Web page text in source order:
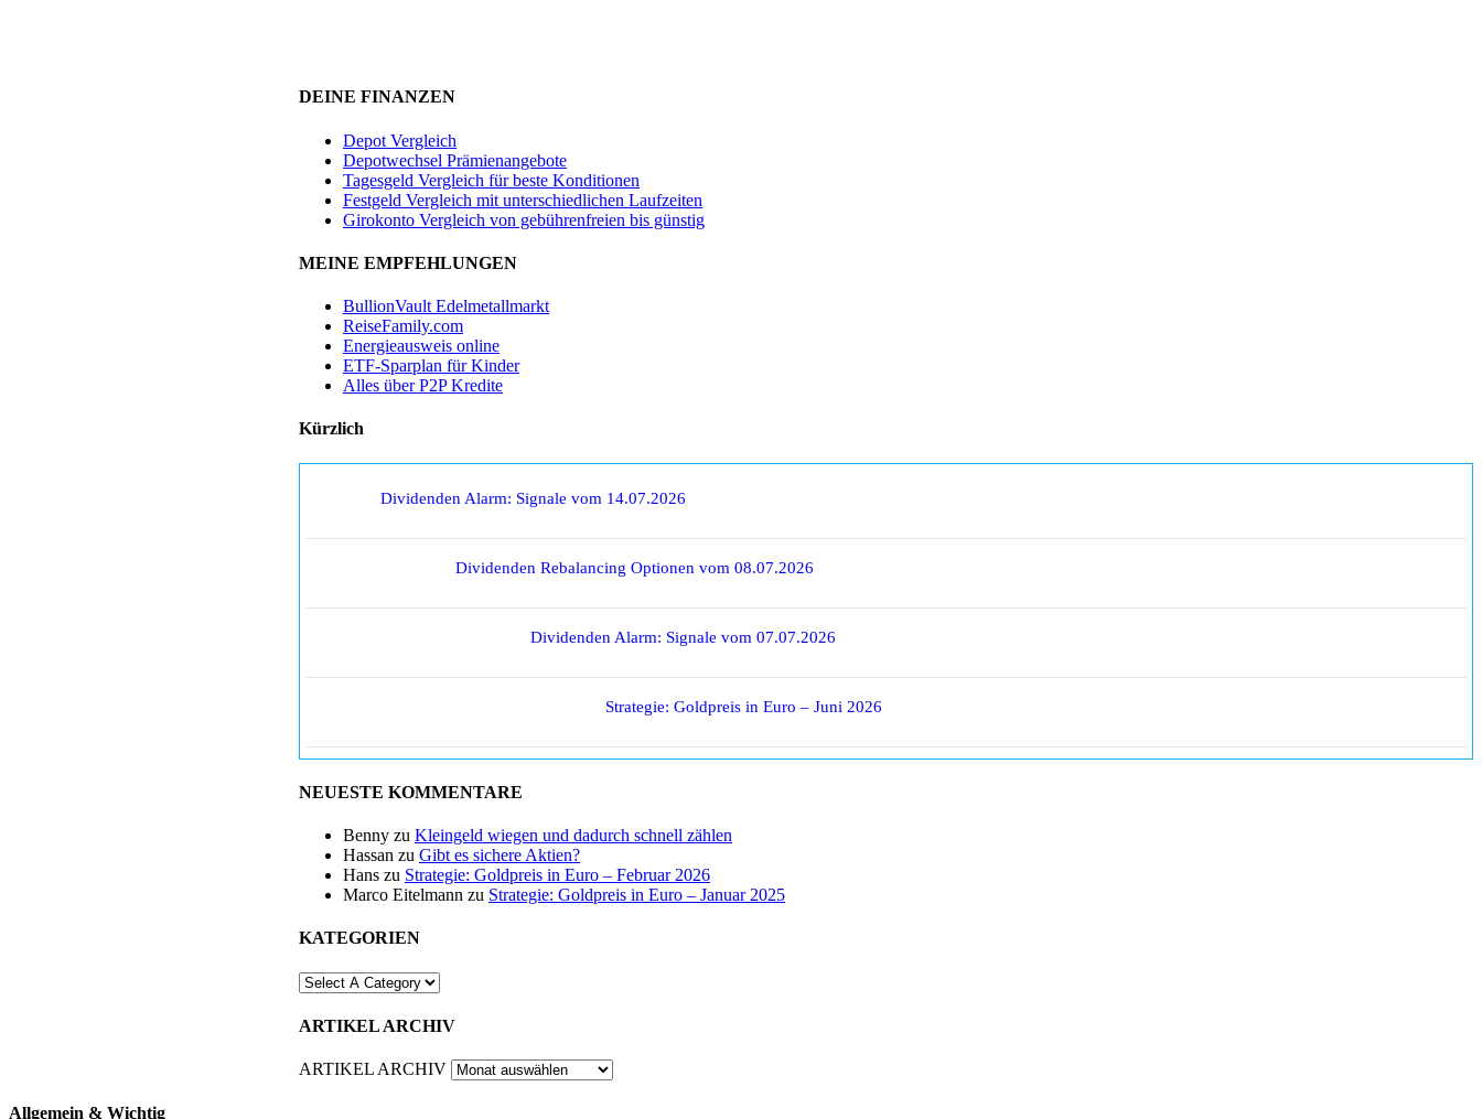
DEINE FINANZEN
Depot Vergleich
Depotwechsel Prämienangebote
Tagesgeld Vergleich für beste Konditionen
Festgeld Vergleich mit unterschiedlichen Laufzeiten
Girokonto Vergleich von gebührenfreien bis günstig
MEINE EMPFEHLUNGEN
BullionVault Edelmetallmarkt
ReiseFamily.com
Energieausweis online
ETF-Sparplan für Kinder
Alles über P2P Kredite
Kürzlich
Dividenden Alarm: Signale vom 14.07.2026
Dividenden Rebalancing Optionen vom 08.07.2026
Dividenden Alarm: Signale vom 07.07.2026
Strategie: Goldpreis in Euro – Juni 2026
NEUESTE KOMMENTARE
Benny zu Kleingeld wiegen und dadurch schnell zählen
Hassan zu Gibt es sichere Aktien?
Hans zu Strategie: Goldpreis in Euro – Februar 2026
Marco Eitelmann zu Strategie: Goldpreis in Euro – Januar 2025
KATEGORIEN
ARTIKEL ARCHIV
ARTIKEL ARCHIV
Allgemein & Wichtig